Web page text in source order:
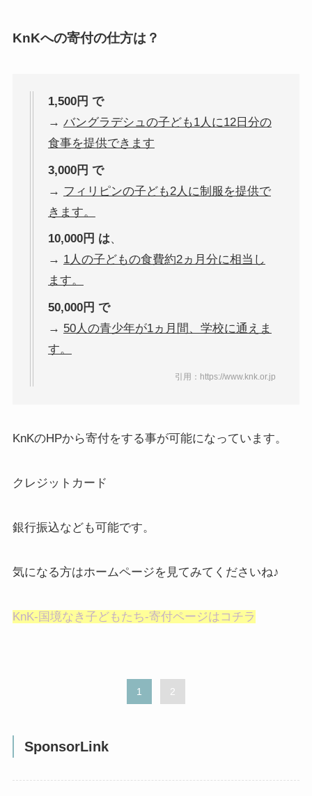
KnKへの寄付の仕方は？
1,500円 で
→ バングラデシュの子ども1人に12日分の
食事を提供できます
3,000円 で
→ フィリピンの子ども2人に制服を提供で
きます。
10,000円 は、
→ 1人の子どもの食費約2ヵ月分に相当し
ます。
50,000円 で
→ 50人の青少年が1ヵ月間、学校に通えま
す。
引用：https://www.knk.or.jp
KnKのHPから寄付をする事が可能になっています。
クレジットカード
銀行振込なども可能です。
気になる方はホームページを見てみてくださいね♪
KnK-国境なき子どもたち-寄付ページはコチラ
1 2
SponsorLink